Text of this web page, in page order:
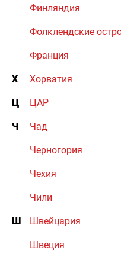
Финляндия
Фолклендские
Франция
Х Хорватия
Ц ЦАР
Ч Чад
Черногория
Чехия
Чили
Ш Швейцария
Швеция